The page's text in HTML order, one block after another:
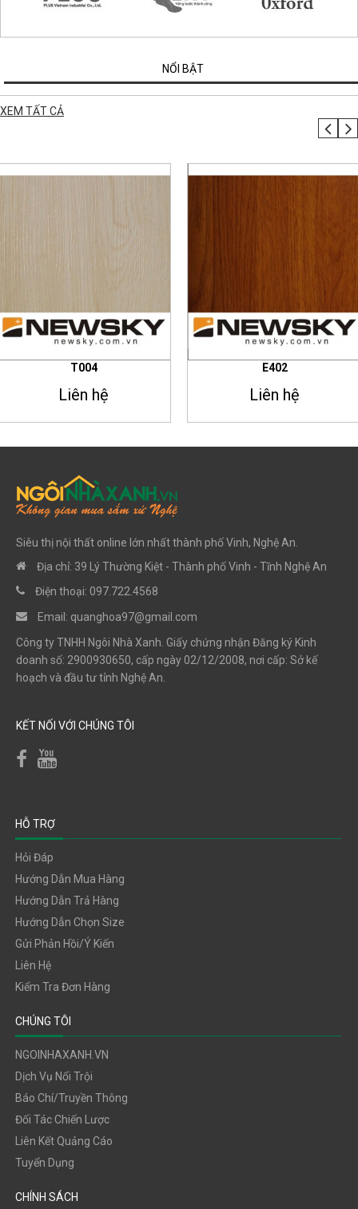
NỔI BẬT
XEM TẤT CẢ
T004
Liên hệ
E402
Liên hệ
Siêu thị nội thất online lớn nhất thành phố Vinh, Nghệ An.
Địa chỉ: 39 Lý Thường Kiệt - Thành phố Vinh - Tĩnh Nghệ An
Điện thoại: 097.722.4568
Email: quanghoa97@gmail.com
Công ty TNHH Ngôi Nhà Xanh. Giấy chứng nhận Đăng ký Kinh
doanh số: 2900930650, cấp ngày 02/12/2008, nơi cấp: Sở kế
hoạch và đầu tư tỉnh Nghệ An.
KẾT NỐI VỚI CHÚNG TÔI
HỖ TRỢ
Hỏi Đáp
Hướng Dẫn Mua Hàng
Hướng Dẫn Trả Hàng
Hướng Dẫn Chọn Size
Gửi Phản Hồi/ý Kiến
Liên Hệ
Kiểm Tra Đơn Hàng
CHÚNG TÔI
NGOINHAXANH.VN
Dịch Vụ Nổi Trội
Báo Chí/truyền Thông
Đối Tác Chiến Lược
Liên Kết Quảng Cáo
Tuyển Dụng
CHÍNH SÁCH